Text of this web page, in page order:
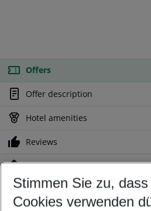
Offers
Offer description
Hotel amenities
Reviews
Location
Customize your offer
Stimmen Sie zu,
Cookies verwenden